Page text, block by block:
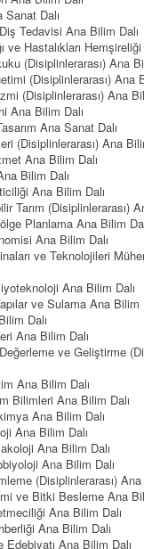
Sanat Dalı
Tedavisi Ana Bilim Dalı
ve Hastalıkları
(Disiplinlerarası) Ana
(Disiplinlerarası) Ana
(Disiplinlerarası) Ana
Ana Bilim Dalı
Ana Sanat Dalı
(Disiplinlerarası) Ana
Ana Bilim Dalı
Bilim Dalı
Ana Bilim Dalı
Tarım (Disiplinlerarası)
Planlama Ana Bilim
Ana Bilim Dalı
ve Teknolojileri
Ana Bilim Dalı
ve Sulama Ana Bilim
Dalı
Ana Bilim Dalı
ve Geliştirme
Ana Bilim Dalı
Bilimleri Ana Bilim Dalı
Ana Bilim Dalı
Ana Bilim Dalı
Ana Bilim Dalı
Ana Bilim Dalı
(Disiplinlerarası) Ana
ve Bitki Besleme Ana
Ana Bilim Dalı
Ana Bilim Dalı
Edebiyatı Ana Bilim Dalı